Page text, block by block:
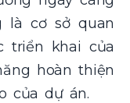
là cơ sở quan
triển khai của
hoàn thiện
của dự án.